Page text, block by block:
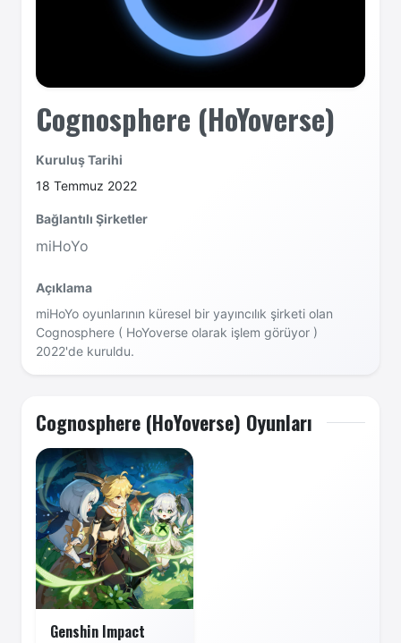
Cognosphere (HoYoverse)
Kuruluş Tarihi
18 Temmuz 2022
Bağlantılı Şirketler
miHoYo
Açıklama
miHoYo oyunlarının küresel bir yayıncılık şirketi olan
Cognosphere ( HoYoverse olarak işlem görüyor )
2022'de kuruldu.
Cognosphere (HoYoverse) Oyunları
Genshin Impact